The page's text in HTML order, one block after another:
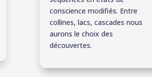
conscience modifiés. Entre
collines, lacs, cascades nous
aurons le choix des
découvertes.